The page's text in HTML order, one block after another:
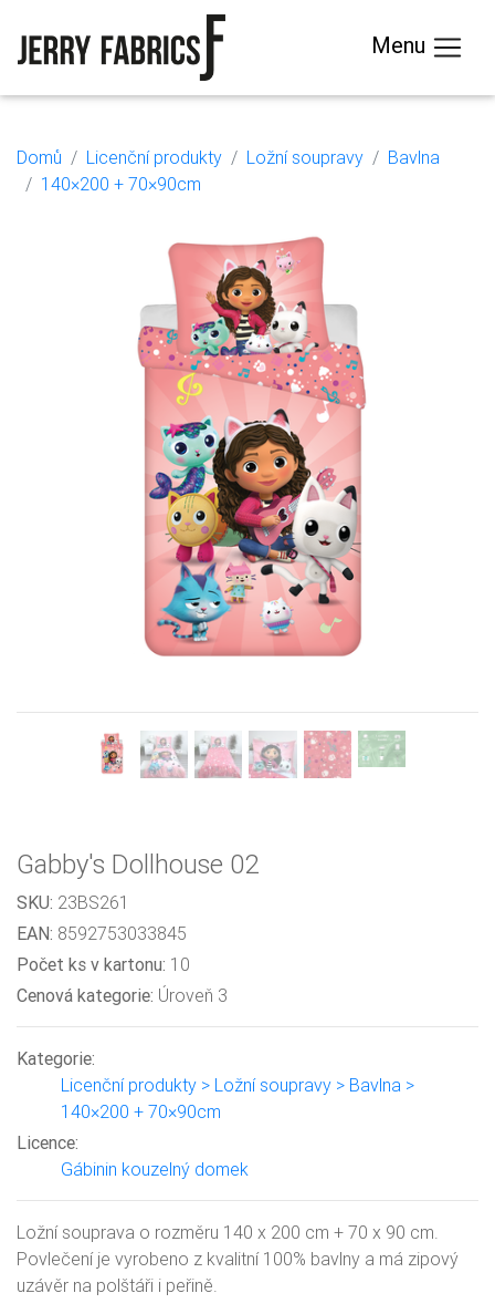
Menu
Domů Licenční produkty Ložní soupravy
Bavlna
140×200 + 70×90cm
Gabby's Dollhouse 02
SKU: 23BS261
EAN: 8592753033845
Počet ks v kartonu: 10
Cenová kategorie: Úroveň 3
Kategorie:
Licenční produkty > Ložní soupravy > Bavlna >
140×200 + 70×90cm
Licence:
Gábinin kouzelný domek
Ložní souprava o rozměru 140 x 200 cm + 70 x 90 cm.
Povlečení je vyrobeno z kvalitní 100% bavlny a má zipový
uzávěr na polštáři i peřině.